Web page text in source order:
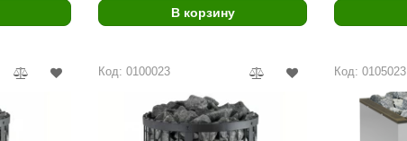
Ермак-Термо
В корзину
Код: 0100023 Код: 0105023